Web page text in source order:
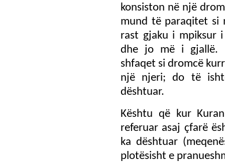
konsiston në një
mund të paraqitet si
rast gjaku i mpiksur
dhe jo më i gjallë.
shfaqet si dromcë
një njeri; do të
dështuar.
Kështu që kur
referuar asaj çfarë
ka dështuar
plotësisht e